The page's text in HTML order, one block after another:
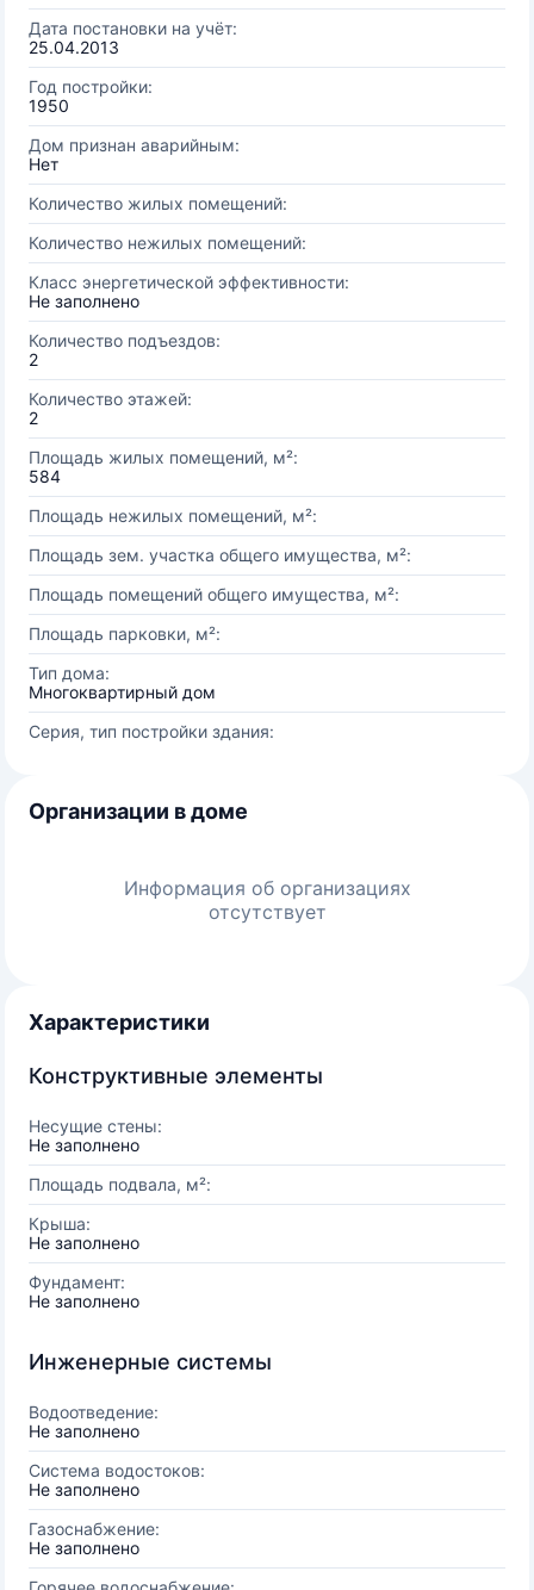
Дата постановки на учёт:
25.04.2013
Год постройки:
1950
Дом признан аварийным:
Нет
Количество жилых помещений:
Количество нежилых помещений:
Класс энергетической эффективности:
Не заполнено
Количество подъездов:
2
Количество этажей:
2
Площадь жилых помещений, м²:
584
Площадь нежилых помещений, м²:
Площадь зем. участка общего имущества, м²:
Площадь помещений общего имущества, м²:
Площадь парковки, м²:
Тип дома:
Многоквартирный дом
Серия, тип постройки здания:
Организации в доме
Информация об организациях
отсутствует
Характеристики
Конструктивные элементы
Несущие стены:
Не заполнено
Площадь подвала, м²:
Крыша:
Не заполнено
Фундамент:
Не заполнено
Инженерные системы
Водоотведение:
Не заполнено
Система водостоков:
Не заполнено
Газоснабжение:
Не заполнено